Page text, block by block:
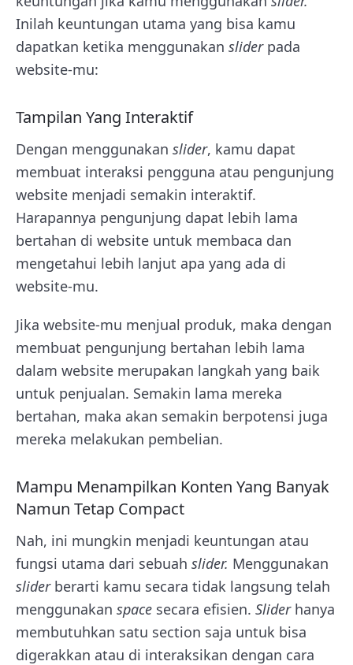
Inilah keuntungan utama yang bisa kamu
dapatkan ketika menggunakan slider pada
website-mu:
Tampilan Yang Interaktif
Dengan menggunakan slider, kamu dapat
membuat interaksi pengguna atau pengunjung
website menjadi semakin interaktif.
Harapannya pengunjung dapat lebih lama
bertahan di website untuk membaca dan
mengetahui lebih lanjut apa yang ada di
website-mu.
Jika website-mu menjual produk, maka dengan
membuat pengunjung bertahan lebih lama
dalam website merupakan langkah yang baik
untuk penjualan. Semakin lama mereka
bertahan, maka akan semakin berpotensi juga
mereka melakukan pembelian.
Mampu Menampilkan Konten Yang Banyak
Namun Tetap Compact
Nah, ini mungkin menjadi keuntungan atau
fungsi utama dari sebuah slider. Menggunakan
slider berarti kamu secara tidak langsung telah
menggunakan space secara efisien. Slider hanya
membutuhkan satu section saja untuk bisa
digerakkan atau di interaksikan dengan cara